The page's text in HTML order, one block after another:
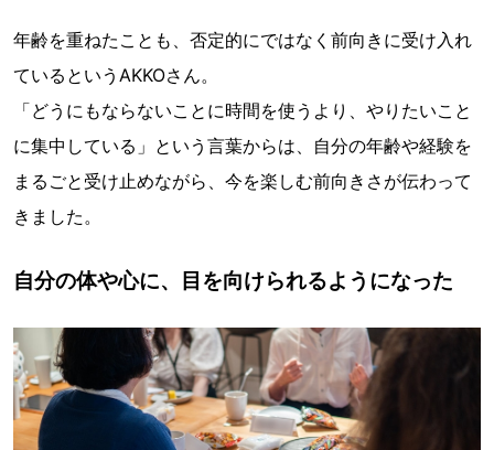
年齢を重ねたことも、否定的にではなく前向きに受け入れ
ているというAKKOさん。
「どうにもならないことに時間を使うより、やりたいこと
に集中している」という言葉からは、自分の年齢や経験を
まるごと受け止めながら、今を楽しむ前向きさが伝わって
きました。
自分の体や心に、目を向けられるようになった